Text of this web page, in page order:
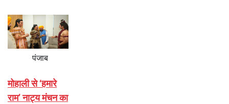
पंजाब
मोहाली से ‘हमारे
राम’ नाट्य मंचन का